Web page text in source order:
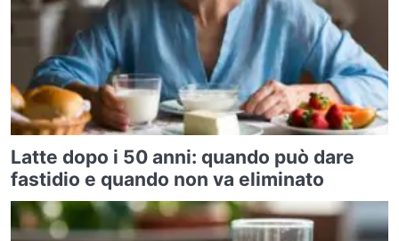
Latte dopo i 50 anni: quando può dare
fastidio e quando non va eliminato